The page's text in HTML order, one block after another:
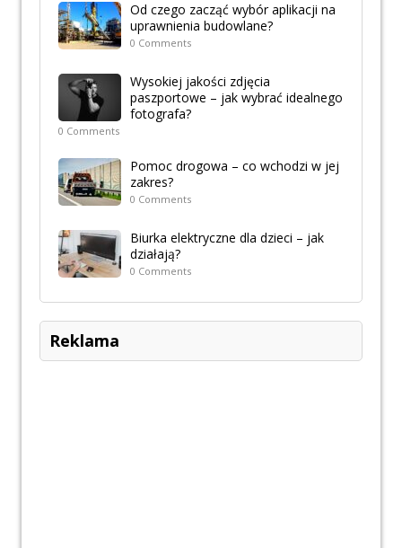
Od czego zacząć wybór aplikacji na
uprawnienia budowlane?
0 Comments
Wysokiej jakości zdjęcia
paszportowe – jak wybrać idealnego
fotografa?
0 Comments
Pomoc drogowa – co wchodzi w jej
zakres?
0 Comments
Biurka elektryczne dla dzieci – jak
działają?
0 Comments
Reklama